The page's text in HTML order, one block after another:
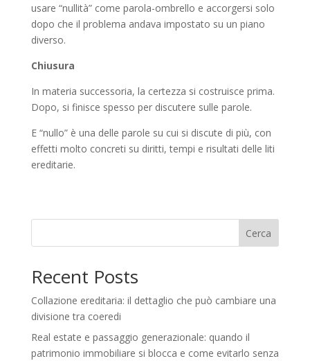
usare “nullità” come parola-ombrello e accorgersi solo
dopo che il problema andava impostato su un piano
diverso.
Chiusura
In materia successoria, la certezza si costruisce prima.
Dopo, si finisce spesso per discutere sulle parole.
E “nullo” è una delle parole su cui si discute di più, con
effetti molto concreti su diritti, tempi e risultati delle liti
ereditarie.
Cerca
Recent Posts
Collazione ereditaria: il dettaglio che può cambiare una
divisione tra coeredi
Real estate e passaggio generazionale: quando il
patrimonio immobiliare si blocca e come evitarlo senza